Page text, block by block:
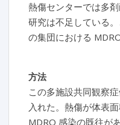
熱傷センターでは多
研究は不足している
の集団における
方法
この多施設共同観察
入れた。熱傷が体表
MDRO 感染の既往が